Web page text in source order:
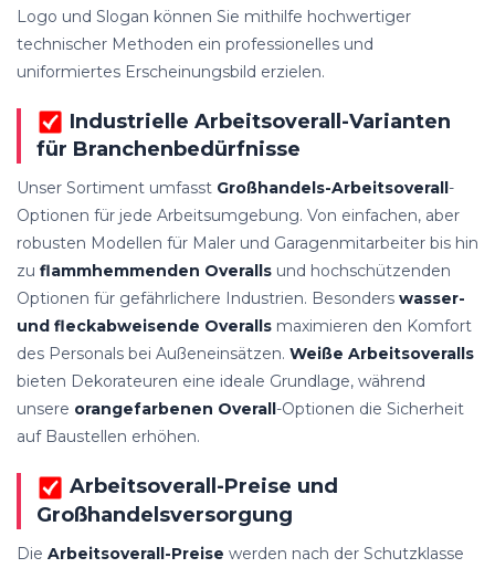
Logo und Slogan können Sie mithilfe hochwertiger
technischer Methoden ein professionelles und
uniformiertes Erscheinungsbild erzielen.
Industrielle Arbeitsoverall-Varianten
für Branchenbedürfnisse
Unser Sortiment umfasst Großhandels-Arbeitsoverall -
Optionen für jede Arbeitsumgebung. Von einfachen, aber
robusten Modellen für Maler und Garagenmitarbeiter bis hin
zu flammhemmenden Overalls und hochschützenden
Optionen für gefährlichere Industrien. Besonders wasser-
und fleckabweisende Overalls maximieren den Komfort
des Personals bei Außeneinsätzen. Weiße Arbeitsoveralls
bieten Dekorateuren eine ideale Grundlage, während
unsere orangefarbenen Overall -Optionen die Sicherheit
auf Baustellen erhöhen.
Arbeitsoverall-Preise und
Großhandelsversorgung
Die Arbeitsoverall-Preise werden nach der Schutzklasse